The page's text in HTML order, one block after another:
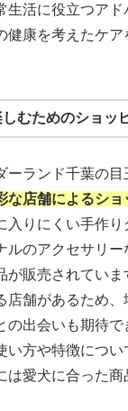
生活に役立つア
健康を考えたケア
むためのショッ
ーランド千葉の目
な店舗によるシ
入りにくい手作
ルのアクセサリ
が販売されてい
店舗があるため
の出会いも期待
い方や特徴につ
は愛犬に合った